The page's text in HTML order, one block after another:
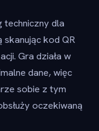
techniczny dla
skanując kod QR
Gra działa w
dane, więc
sobie z tym
oczekiwaną